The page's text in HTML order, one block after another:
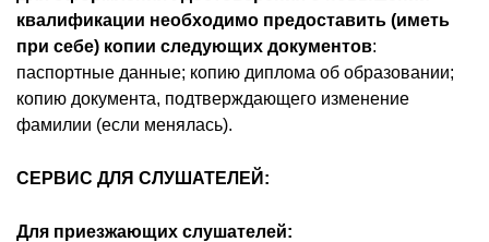
квалификации необходимо предоставить (иметь
при себе) копии следующих документов:
паспортные данные; копию диплома об образовании;
копию документа, подтверждающего изменение
фамилии (если менялась).
СЕРВИС ДЛЯ СЛУШАТЕЛЕЙ:
Для приезжающих слушателей: